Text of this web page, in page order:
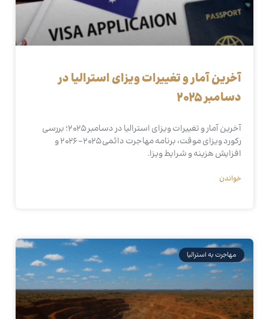
آخرین آمار و تغییرات ویزای استرالیا در
دسامبر ۲۰۲۵
آخرین آمار و تغییرات ویزای استرالیا در دسامبر ۲۰۲۵؛ بررسی
رکورد ویزای موقت، برنامه مهاجرت دائمی ۲۰۲۵–۲۰۲۶ و
افزایش هزینه و شرایط ویزا.
خواندن
مهاجرت به استرالیا